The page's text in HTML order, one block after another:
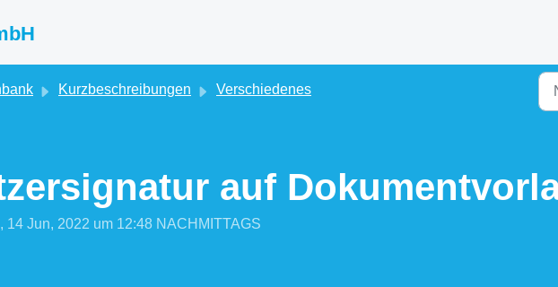
Kurzbeschreibungen Verschiedenes
auf
14 Jun, 2022 um 12:48 NACHMITTAGS